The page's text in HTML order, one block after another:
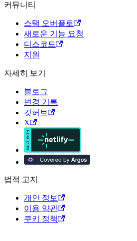
커뮤니티
스택 오버플로
새로운 기능 요청
디스코드
지원
자세히 보기
블로그
변경 기록
깃허브
X
법적 고지
개인 정보
이용 약관
쿠키 정책